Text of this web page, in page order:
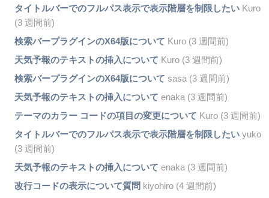
タイトルバーでのフルパス表示で表示階層を制限したいKuro
(3 週間前)
検索バープラグインのX64版について Kuro (3 週間前)
天気予報のテキストの挿入について Kuro (3 週間前)
検索バープラグインのX64版について sasa (3 週間前)
天気予報のテキストの挿入について enaka (3 週間前)
テーマのカラー コードの項目の変更について Kuro (3 週間前)
タイトルバーでのフルパス表示で表示階層を制限したいyuko
(3 週間前)
天気予報のテキストの挿入について enaka (3 週間前)
改行コードの表示について質問 kiyohiro (4 週間前)